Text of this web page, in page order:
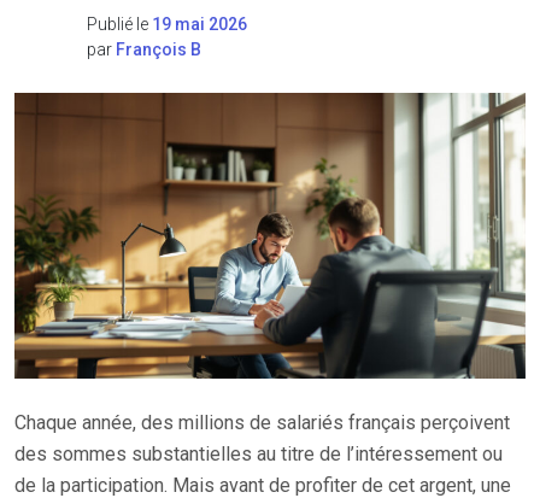
Publié le 19 mai 2026
par François B
Chaque année, des millions de salariés français perçoivent
des sommes substantielles au titre de l’intéressement ou
de la participation. Mais avant de profiter de cet argent, une